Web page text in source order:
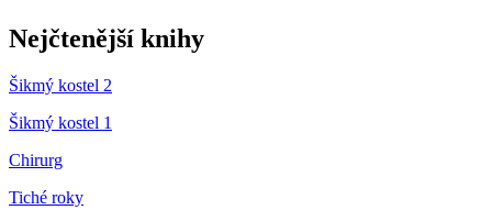
Nejčtenější knihy
Šikmý kostel 2
Šikmý kostel 1
Chirurg
Tiché roky